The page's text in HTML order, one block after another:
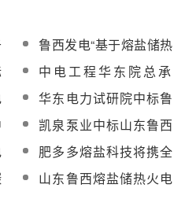
鲁西发电“基于熔盐储热
的火电机组灵活性改造
技术研究与示范”技术研
发与示范工程EPC总承
包招标
中电工程华东院总承
包！山东鲁西发电火电
机组熔盐储热灵活性改
造示范工程正式启动
华东电力试研院中标鲁
西发电熔盐储热火电灵
活性改造项目分系统、
整套启动调试和涉网试
验服务
凯泉泵业中标山东鲁西
熔盐储能项目国产熔盐
泵
肥多多熔盐科技将携全
系列熔盐储能产品亮相
第十三届中国国际光热
山东鲁西熔盐储热火电